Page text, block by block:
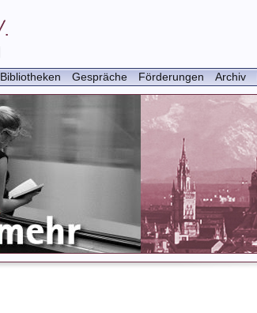
Bibliotheken Gespräche Förderungen Archiv